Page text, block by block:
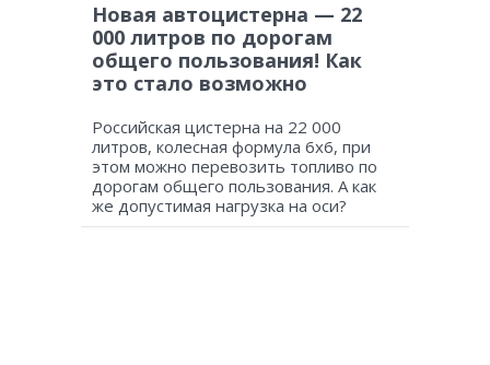
Новая автоцистерна — 22
000 литров по дорогам
общего пользования! Как
это стало возможно
Российская цистерна на 22 000
литров, колесная формула 6х6, при
этом можно перевозить топливо по
дорогам общего пользования. А как
же допустимая нагрузка на оси?